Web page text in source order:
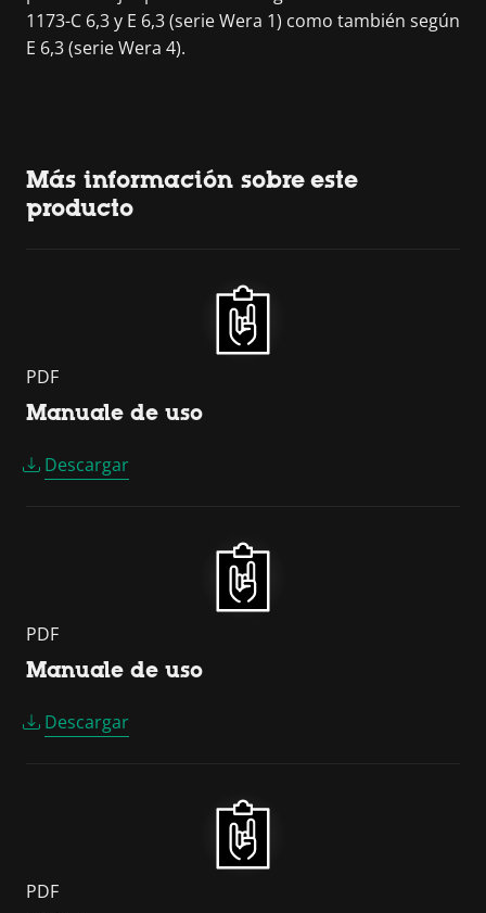
1173-C 6,3 y E 6,3 (serie Wera 1) como también según
E 6,3 (serie Wera 4).
Más información sobre este
producto
PDF
Manuale de uso
Descargar
PDF
Manuale de uso
Descargar
PDF